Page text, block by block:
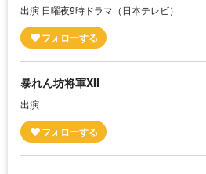
出演 日曜夜9時ドラマ（日本テレビ）
暴れん坊将軍XII
出演